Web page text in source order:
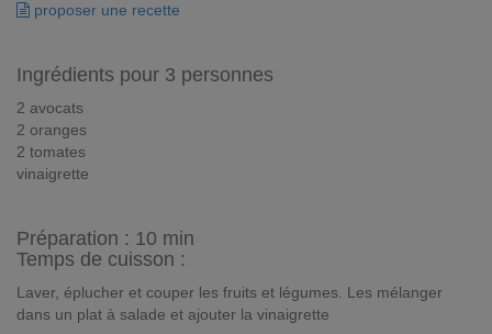
proposer une recette
Ingrédients pour 3 personnes
2 avocats
2 oranges
2 tomates
vinaigrette
Préparation : 10 min
Temps de cuisson :
Laver, éplucher et couper les fruits et légumes. Les mélanger
dans un plat à salade et ajouter la vinaigrette